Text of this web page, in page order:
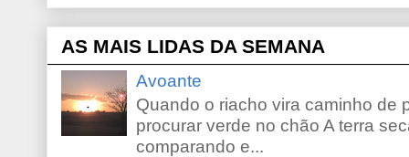
AS MAIS LIDAS DA SEMANA
Avoante
Quando o riacho vira caminho de
procurar verde no chão A terra
comparando e...